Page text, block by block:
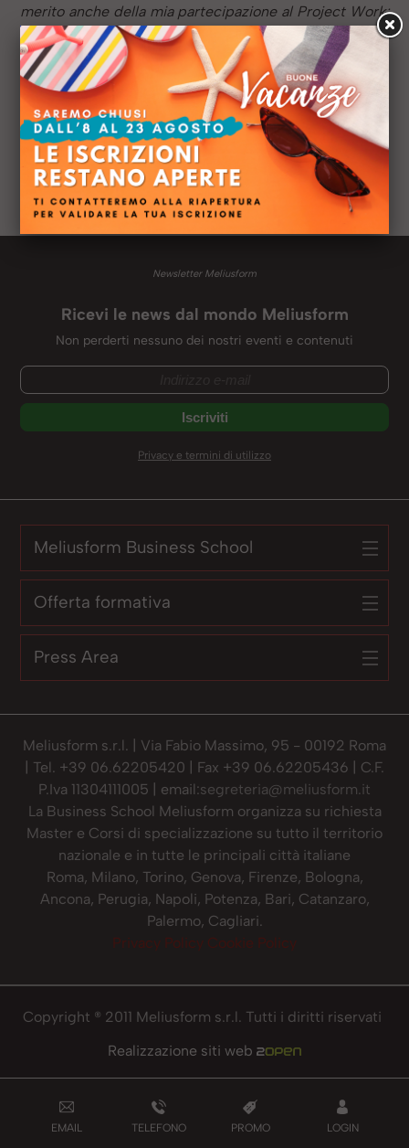
merito anche della mia partecipazione al Project Work;
un’esperienza davvero molto stimolante ed al
contempo impegnativa.
Anno:2021
Sede:Video Live Streaming
Titolo di studio:Laurea magistrale
Ruolo:Responsabile Ufficio Personale
Profilo LinkedIN:
EMAIL TELEFONO PROMO LOGIN
Newsletter Meliusform
Ricevi le news dal mondo Meliusform
Non perderti nessuno dei nostri eventi e contenuti
Privacy e termini di utilizzo
Meliusform Business School
Offerta formativa
Press Area
Meliusform s.r.l. | Via Fabio Massimo, 95 - 00192 Roma
| Tel. +39 06.62205420 | Fax +39 06.62205436 | C.F.
P.Iva 11304111005 | email:segreteria@meliusform.it
La Business School Meliusform organizza su richiesta
Master e Corsi di specializzazione su tutto il territorio
nazionale e in tutte le principali città italiane
Roma, Milano, Torino, Genova, Firenze, Bologna,
Ancona, Perugia, Napoli, Potenza, Bari, Catanzaro,
Palermo, Cagliari.
Privacy Policy Cookie Policy
Copyright ® 2011 Meliusform s.r.l. Tutti i diritti riservati
Realizzazione siti web